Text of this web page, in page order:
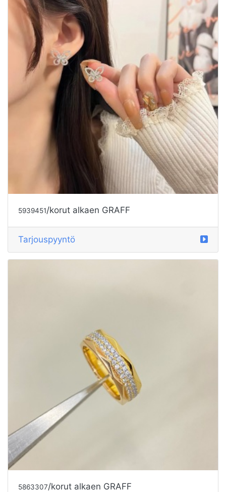
5939451/korut alkaen GRAFF
Tarjouspyyntö
5863307/korut alkaen GRAFF